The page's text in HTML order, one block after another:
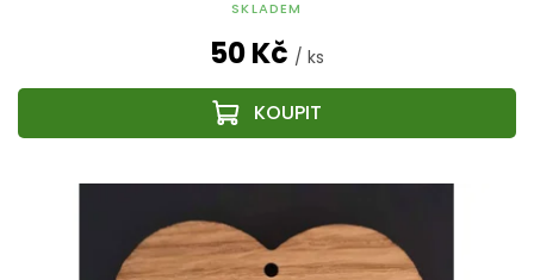
SKLADEM
50 Kč / ks